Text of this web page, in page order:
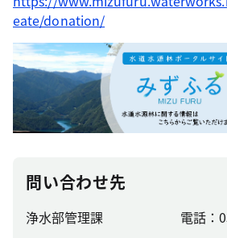
eate/donation/
問い合わせ先
浄水部管理課
電話：